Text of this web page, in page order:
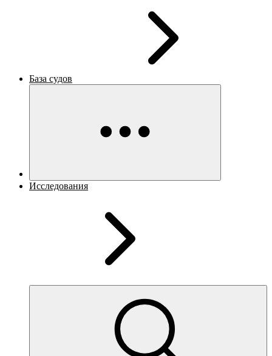
База судов
Исследования